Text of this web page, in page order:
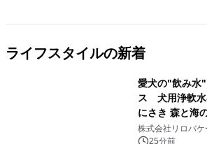
ライフスタイルの新着
愛犬の"飲み水
ス 犬用浄軟水
にさき 森と海
株式会社リロバ
25分前